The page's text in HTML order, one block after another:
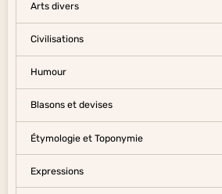
Arts divers
Civilisations
Humour
Blasons et devises
Étymologie et Toponymie
Expressions